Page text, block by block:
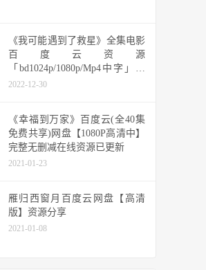
《我可能遇到了救星》全集电影
百度云资源
「bd1024p/1080p/Mp4中字」云
网盘下载
2022-12-30
《幸福到万家》百度云(全40集
免费共享)网盘【1080P高清中】
完整无删减在线资源已更新
2021-01-23
雁归西窗月百度云网盘【高清
版】资源分享
2021-01-08